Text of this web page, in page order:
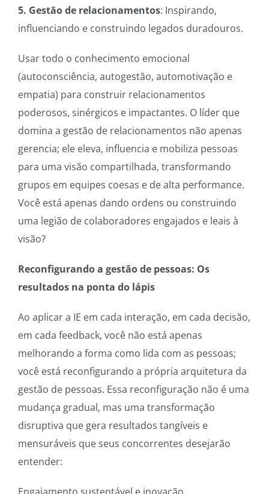
5. Gestão de relacionamentos: Inspirando,
influenciando e construindo legados duradouros.
Usar todo o conhecimento emocional
(autoconsciência, autogestão, automotivação e
empatia) para construir relacionamentos
poderosos, sinérgicos e impactantes. O líder que
domina a gestão de relacionamentos não apenas
gerencia; ele eleva, influencia e mobiliza pessoas
para uma visão compartilhada, transformando
grupos em equipes coesas e de alta performance.
Você está apenas dando ordens ou construindo
uma legião de colaboradores engajados e leais à
visão?
Reconfigurando a gestão de pessoas: Os
resultados na ponta do lápis
Ao aplicar a IE em cada interação, em cada decisão,
em cada feedback, você não está apenas
melhorando a forma como lida com as pessoas;
você está reconfigurando a própria arquitetura da
gestão de pessoas. Essa reconfiguração não é uma
mudança gradual, mas uma transformação
disruptiva que gera resultados tangíveis e
mensuráveis que seus concorrentes desejarão
entender:
Engajamento sustentável e inovação